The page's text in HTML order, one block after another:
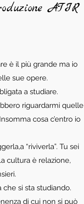
ATIR
è il più grande ma io
sue opere.
a studiare.
riguardarmi quelle
cosa c’entro io
“riviverla”. Tu sei
cultura è relazione,
si sta studiando.
di cui non si può